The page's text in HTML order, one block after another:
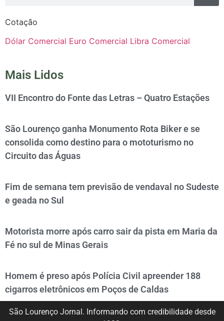
Cotação
Dólar Comercial Euro Comercial Libra Comercial
Mais Lidos
VII Encontro do Fonte das Letras – Quatro Estações
São Lourenço ganha Monumento Rota Biker e se
consolida como destino para o mototurismo no
Circuito das Águas
Fim de semana tem previsão de vendaval no Sudeste
e geada no Sul
Motorista morre após carro sair da pista em Maria da
Fé no sul de Minas Gerais
Homem é preso após Polícia Civil apreender 188
cigarros eletrônicos em Poços de Caldas
São Lourenço Jornal. Informando com credibilidade desde